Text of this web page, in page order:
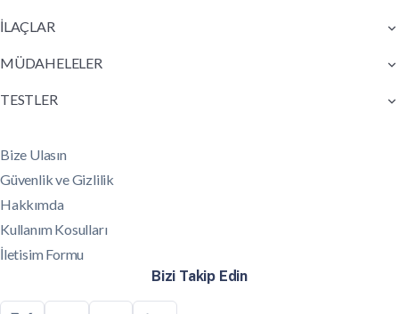
İLAÇLAR
MÜDAHELELER
TESTLER
Bize Ulasın
Güvenlik ve Gizlilik
Hakkımda
Kullanım Kosulları
İletisim Formu
Bizi Takip Edin